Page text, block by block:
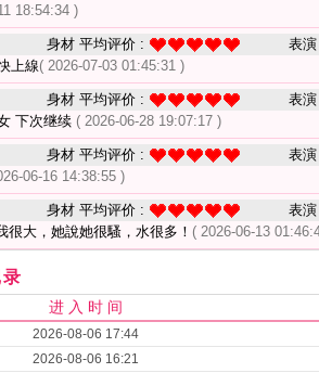
18:54:34 )
身材 平均评价 : 表
上線( 2026-07-03 01:45:31 )
身材 平均评价 : 表
下次继续 ( 2026-06-28 19:07:17 )
身材 平均评价 : 表
06-16 14:38:55 )
身材 平均评价 : 表
很大，她說她很騷，水很多！ ( 2026-06-13
进 入 时 间
2026-08-06 17:44
2026-08-06 16:21